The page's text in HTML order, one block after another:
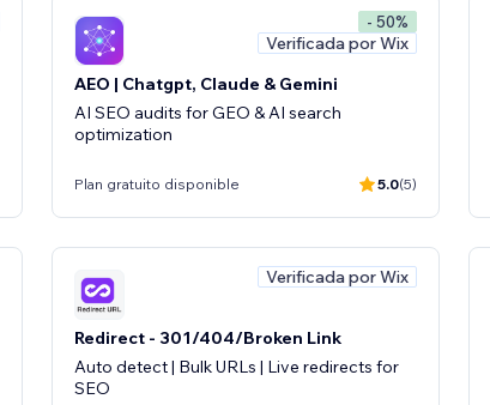
- 50%
Verificada por Wix
AEO | Chatgpt, Claude & Gemini
AI SEO audits for GEO & AI search
optimization
Plan gratuito disponible 5.0(5)
Verificada por Wix
Redirect - 301/404/Broken Link
Auto detect | Bulk URLs | Live redirects for
SEO